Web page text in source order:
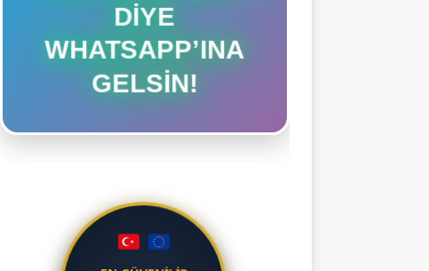
DIYE
WHATSAPP’INA
GELSIN!